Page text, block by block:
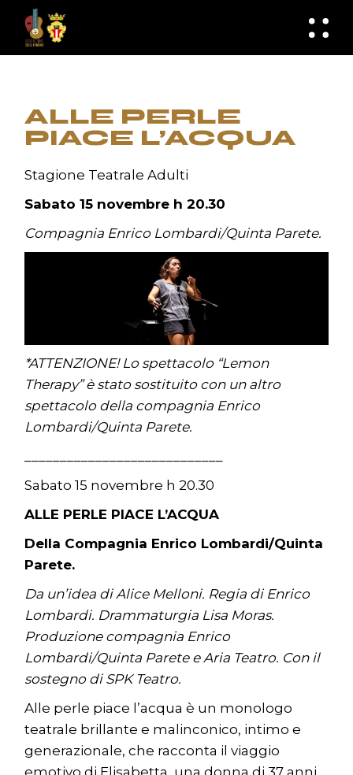
content
ALLE PERLE
PIACE L’ACQUA
Stagione Teatrale Adulti
Sabato 15 novembre h 20.30
Compagnia Enrico Lombardi/Quinta Parete.
*ATTENZIONE! Lo spettacolo “Lemon
Therapy” è stato sostituito con un altro
spettacolo della compagnia Enrico
Lombardi/Quinta Parete.
Sabato 15 novembre h 20.30
ALLE PERLE PIACE L’ACQUA
Della Compagnia Enrico Lombardi/Quinta
Parete.
Da un’idea di Alice Melloni. Regia di Enrico
Lombardi. Drammaturgia Lisa Moras.
Produzione compagnia Enrico
Lombardi/Quinta Parete e Aria Teatro. Con il
sostegno di SPK Teatro.
Alle perle piace l’acqua è un monologo
teatrale brillante e malinconico, intimo e
generazionale, che racconta il viaggio